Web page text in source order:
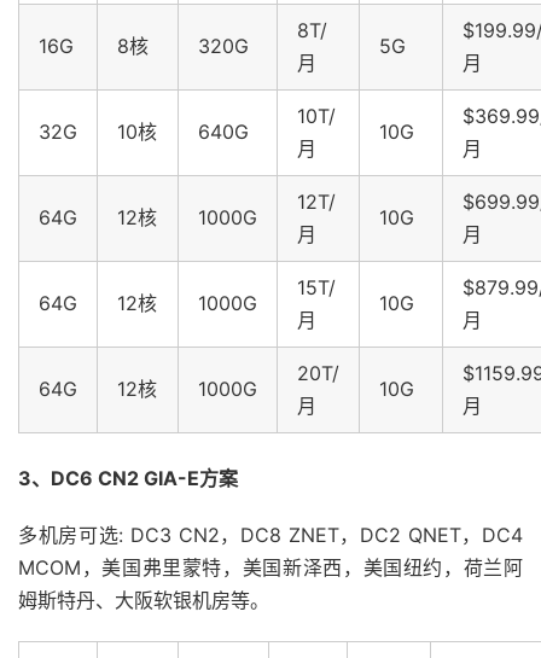
16G 8核 320G
8T/
月
5G
月
32G 10核 640G
10T/
月
10G
月
64G 12核 1000G
12T/
月
10G
月
64G 12核 1000G
15T/
月
10G
月
64G 12核 1000G
20T/
月
10G
月
3、DC6 CN2 GIA-E方案
多机房可选: DC3 CN2，DC8 ZNET，DC2 QNET，DC4
MCOM，美国弗里蒙特，美国新泽西，美国纽约，荷兰阿
姆斯特丹、大阪软银机房等。